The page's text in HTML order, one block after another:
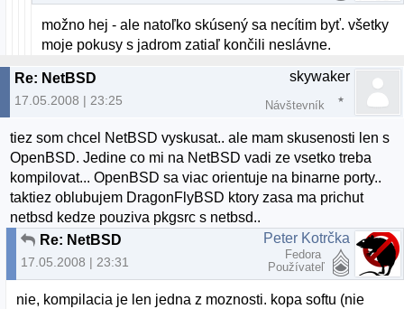
možno hej - ale natoľko skúsený sa necítim byť. všetky
moje pokusy s jadrom zatiaľ končili neslávne.
Re: NetBSD
17.05.2008 | 23:25
skywaker
Návštevník
tiez som chcel NetBSD vyskusat.. ale mam skusenosti len s
OpenBSD. Jedine co mi na NetBSD vadi ze vsetko treba
kompilovat... OpenBSD sa viac orientuje na binarne porty..
taktiez oblubujem DragonFlyBSD ktory zasa ma prichut
netbsd kedze pouziva pkgsrc s netbsd..
Re: NetBSD
17.05.2008 | 23:31
Peter Kotrčka
Fedora
Používateľ
nie, kompilacia je len jedna z moznosti. kopa softu (nie